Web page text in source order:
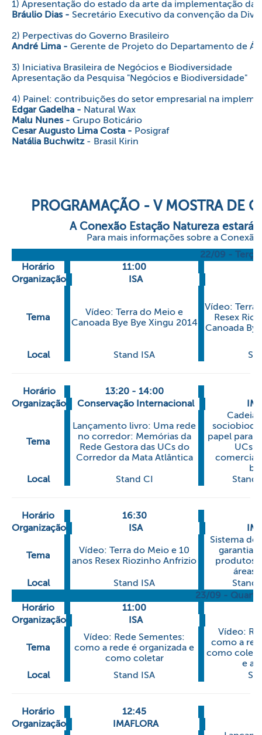
1) Apresentação do estado da arte da implementação
Bráulio Dias - Secretário Executivo da convenção da
2) Perpectivas do Governo Brasileiro
André Lima - Gerente de Projeto do Departamento de
3) Iniciativa Brasileira de Negócios e Biodiversidade
Apresentação da Pesquisa "Negócios e Biodiversidade"
4) Painel: contribuições do setor empresarial na
Edgar Gadelha - Natural Wax
Malu Nunes - Grupo Boticário
Cesar Augusto Lima Costa - Posigraf
Natália Buchwitz- Brasil Kirin
PROGRAMAÇÃO - V MOSTRA DE
A Conexão Estação Natureza
Para mais informações sobre a
22/09 -
Horário
11:00
Organização
ISA
Tema
Vídeo: Terra do Meio e
Canoada Bye Bye Xingu 2014
Vídeo: Terra
Resex
Canoada
Local Stand ISA
Horário 13:20 - 14:00
Organização
Conservação Internacional
Tema
Lançamento livro: Uma rede
no corredor: Memórias da
Rede Gestora das UCs do
Corredor da Mata Atlântica
papel para
UCs -
Local
Stand CI Stand
Horário 16:30
Organização
ISA
Tema
Vídeo: Terra do Meio e 10
anos Resex Riozinho Anfrizio
Sistema de
garantia
produtos
áreas
Local
Stand ISA
Stand
23/09 -
Horário
11:00
Organização
ISA
Tema
Vídeo: Rede Sementes:
como a rede é organizada e
como coletar
Vídeo:
como a
como
e
Local
Stand ISA
Horário 12:45
Organização
IMAFLORA